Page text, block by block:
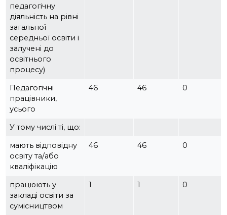
педагогічну
діяльність на рівні
загальної
середньої освіти і
залучені до
освітнього
процесу)
Педагогічні
працівники,
усього
46 46 0
У тому числі ті, що:
мають відповідну
освіту та/або
кваліфікацію
46 46 0
працюють у
закладі освіти за
сумісництвом
1 1 0